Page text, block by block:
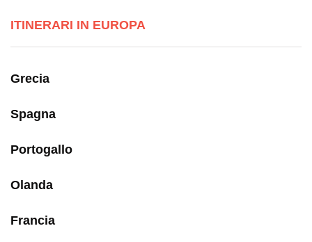
ITINERARI IN EUROPA
Grecia
Spagna
Portogallo
Olanda
Francia